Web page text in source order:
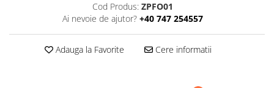
Bara spate
Body kituri
Cod Produs: ZPFO01
Ai nevoie de ajutor? +40 747 254557
Adauga la Favorite Cere informatii